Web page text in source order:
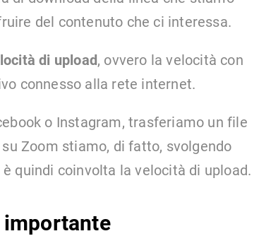
del contenuto che ci interessa.
di upload, ovvero la velocità con
connesso alla rete internet.
o Instagram, trasferiamo un file
Zoom stiamo, di fatto, svolgendo
quindi coinvolta la velocità di upload.
importante